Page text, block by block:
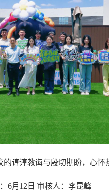
谆谆教诲与殷切期盼，心
6月12日 审核人：李昆峰